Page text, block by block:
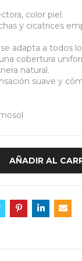
color piel.
y cicatrices
adapta a todos
cobertura
natural.
suave y
AÑADIR AL